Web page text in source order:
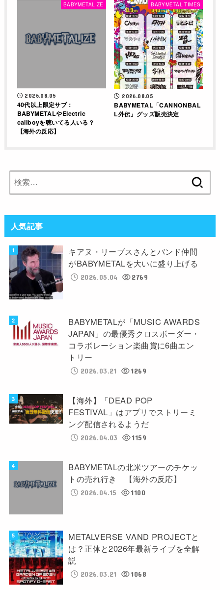
BABYMETALIZE
2026.08.05
40代以上限定サブ：
BABYMETALやElectric
callboyを聴いてる人いる？
【海外の反応】
BABYMETAL TIMES
2026.08.05
BABYMETAL「CANNONBAL
L外伝」グッズ販売決定
索:
人気記事
キアヌ・リーブスさんとバンド仲間
がBABYMETALを大いに盛り上げる
2026.05.04 2769
BABYMETALが「MUSIC AWARDS
JAPAN」の最優秀クロスボーダー・
コラボレーション楽曲賞に6曲エン
トリー
2026.03.21 1269
【海外】「DEAD POP
FESTIVAL」はアプリでストリーミ
ング配信されるようだ
2026.04.03 1159
BABYMETALの北米ツアーのチケッ
トの売れ行き 【海外の反応】
2026.04.15 1100
METALVERSE VΛND PROJECTと
は？正体と2026年最新ライブを全解
説
2026.03.21 1068